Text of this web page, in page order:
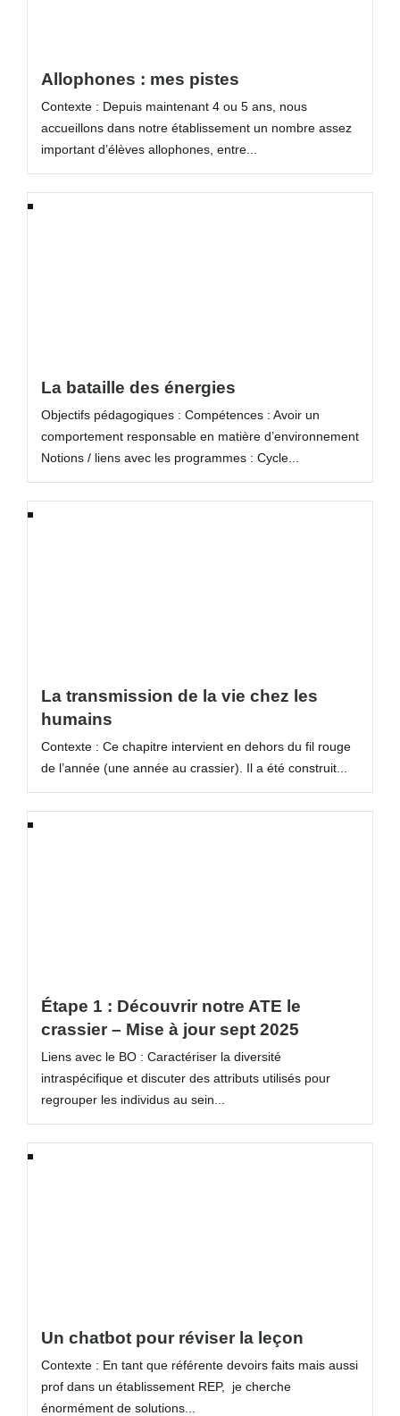
Allophones : mes pistes
Contexte : Depuis maintenant 4 ou 5 ans, nous
accueillons dans notre établissement un nombre assez
important d’élèves allophones, entre...
La bataille des énergies
Objectifs pédagogiques : Compétences : Avoir un
comportement responsable en matière d’environnement
Notions / liens avec les programmes : Cycle...
La transmission de la vie chez les
humains
Contexte : Ce chapitre intervient en dehors du fil rouge
de l’année (une année au crassier). Il a été construit...
Étape 1 : Découvrir notre ATE le
crassier – Mise à jour sept 2025
Liens avec le BO : Caractériser la diversité
intraspécifique et discuter des attributs utilisés pour
regrouper les individus au sein...
Un chatbot pour réviser la leçon
Contexte : En tant que référente devoirs faits mais aussi
prof dans un établissement REP, je cherche
énormément de solutions...